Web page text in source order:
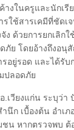
งในครูและนักเรี
รใช้สารเคมีที่ชัดเ
ง ด้วยการยกเลิกใ
ภัย โดยอ้างถึงอ
อยู่รอด และได้รับ
ปลอดภัย
.เวียงแก่น ระบุว่า
ำนึก เบื้องต้น อำเ
น หากตรวจพบ ต้